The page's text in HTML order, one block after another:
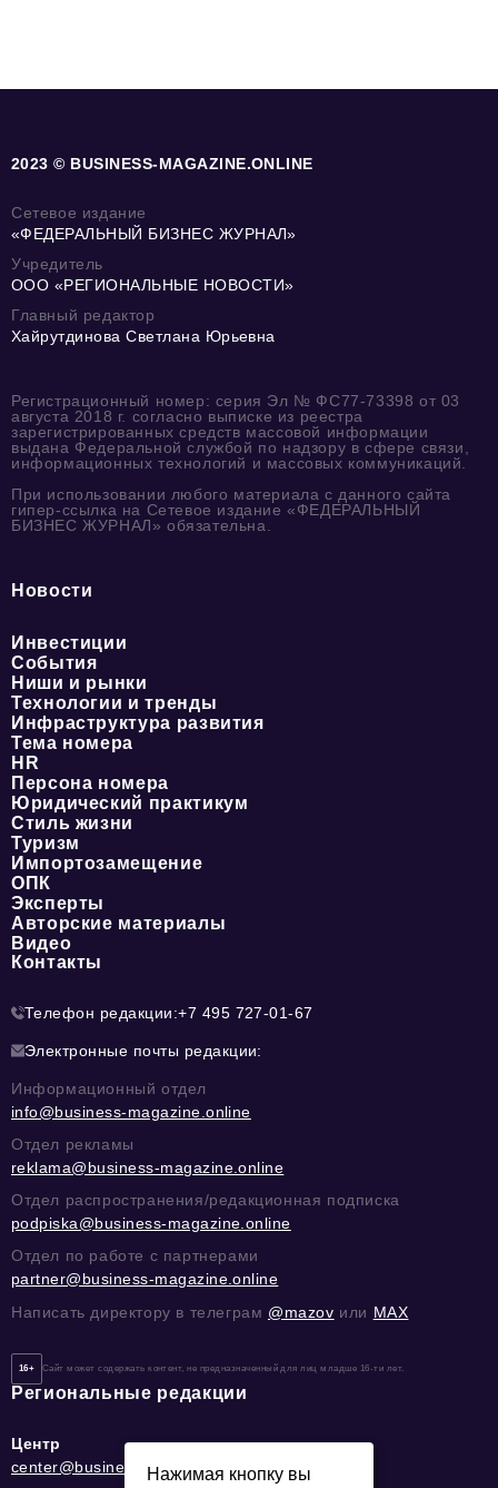
2023 © BUSINESS-MAGAZINE.ONLINE
Сетевое издание
«ФЕДЕРАЛЬНЫЙ БИЗНЕС ЖУРНАЛ»
Учредитель
ООО «РЕГИОНАЛЬНЫЕ НОВОСТИ»
Главный редактор
Хайрутдинова Светлана Юрьевна
Регистрационный номер: серия Эл № ФС77-73398 от 03
августа 2018 г. согласно выписке из реестра
зарегистрированных средств массовой информации
выдана Федеральной службой по надзору в сфере связи,
информационных технологий и массовых коммуникаций.
При использовании любого материала с данного сайта
гипер-ссылка на Сетевое издание «ФЕДЕРАЛЬНЫЙ
БИЗНЕС ЖУРНАЛ» обязательна.
Новости
Инвестиции
События
Ниши и рынки
Технологии и тренды
Инфраструктура развития
Тема номера
HR
Персона номера
Юридический практикум
Стиль жизни
Туризм
Импортозамещение
ОПК
Эксперты
Авторские материалы
Видео
Контакты
Телефон редакции:+7 495 727-01-67
Электронные почты редакции:
Информационный отдел
info@business-magazine.online
Отдел рекламы
reklama@business-magazine.online
Отдел распространения/редакционная подписка
podpiska@business-magazine.online
Отдел по работе с партнерами
partner@business-magazine.online
Написать директору в телеграм @mazov или MAX
16+ Сайт может содержать контент, не предназначенный для лиц младше 16-ти лет.
Региональные редакции
Центр
center@business-magazine.online
Нажимая кнопку вы